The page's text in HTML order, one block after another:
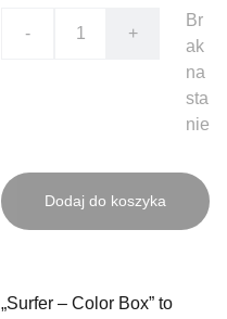
- +
Br
ak
na
sta
nie
Dodaj do koszyka
„Surfer – Color Box” to